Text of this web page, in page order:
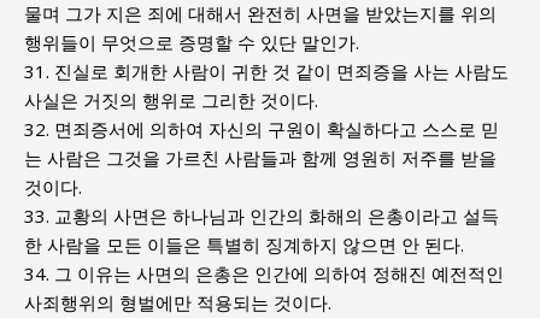
물며 그가 지은 죄에 대해서 완전히 사면을 받았는지를 위의
행위들이 무엇으로 증명할 수 있단 말인가.
31. 진실로 회개한 사람이 귀한 것 같이 면죄증을 사는 사람도
사실은 거짓의 행위로 그리한 것이다.
32. 면죄증서에 의하여 자신의 구원이 확실하다고 스스로 믿
는 사람은 그것을 가르친 사람들과 함께 영원히 저주를 받을
것이다.
33. 교황의 사면은 하나님과 인간의 화해의 은총이라고 설득
한 사람을 모든 이들은 특별히 징계하지 않으면 안 된다.
34. 그 이유는 사면의 은총은 인간에 의하여 정해진 예전적인
사죄행위의 형벌에만 적용되는 것이다.